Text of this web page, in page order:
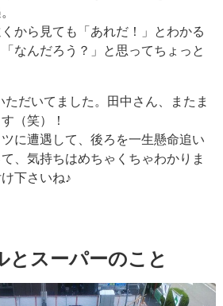
から見ても「あれだ！」とわかる
なんだろう？」と思ってちょっと
だいてました。田中さん、またま
（笑）！
ツに遭遇して、後ろを一生懸命追い
、気持ちはめちゃくちゃわかりま
下さいね♪
とスーパーのこと